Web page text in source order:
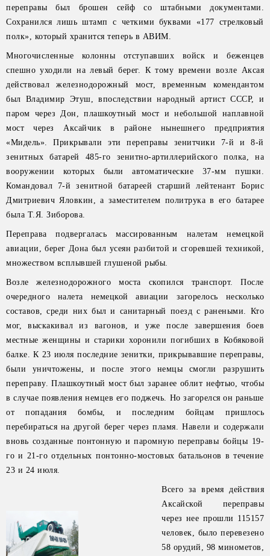
переправы был брошен сейф со штабными документами.
Сохранился лишь штамп с четкими буквами «177 стрелковый
полк», который хранится теперь в АВИМ.
Многочисленные колонны отступавших войск и беженцев
спешно уходили на левый берег. К тому времени возле Аксая
действовал железнодорожный мост, временным комендантом
был Владимир Этуш, впоследствии народный артист СССР, и
паром через Дон, плашкоутный мост и небольшой наплавной
мост через Аксайчик в районе нынешнего предприятия
«Мидель». Прикрывали эти переправы зенитчики 7-й и 8-й
зенитных батарей 485-го зенитно-артиллерийского полка, на
вооружении которых были автоматические 37-мм пушки.
Командовал 7-й зенитной батареей старший лейтенант Борис
Дмитриевич Яловкин, а заместителем политрука в его батарее
была Т.Я. Зиборова.
Переправа подвергалась массированным налетам немецкой
авиации, берег Дона был усеян разбитой и сгоревшей техникой,
множеством всплывшей глушеной рыбы.
Возле железнодорожного моста скопился транспорт. После
очередного налета немецкой авиации загорелось несколько
составов, среди них был и санитарный поезд с ранеными. Кто
мог, выскакивал из вагонов, и уже после завершения боев
местные женщины и старики хоронили погибших в Кобяковой
балке. К 23 июля последние зенитки, прикрывавшие переправы,
были уничтожены, и после этого немцы смогли разрушить
переправу. Плашкоутный мост был заранее облит нефтью, чтобы
в случае появления немцев его поджечь. Но загорелся он раньше
от попадания бомбы, и последним бойцам пришлось
перебираться на другой берег через пламя. Навели и содержали
вновь созданные понтонную и паромную переправы бойцы 19-
го и 21-го отдельных понтонно-мостовых батальонов в течение
23 и 24 июля.
Всего за время действия
Аксайской переправы
через нее прошли 115157
человек, было перевезено
58 орудий, 98 минометов,